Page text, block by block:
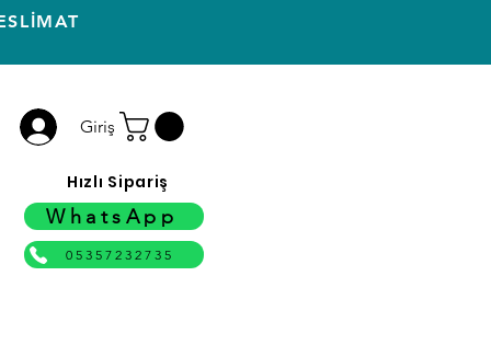
Giriş
Hızlı Sipariş
WhatsApp
05357232735